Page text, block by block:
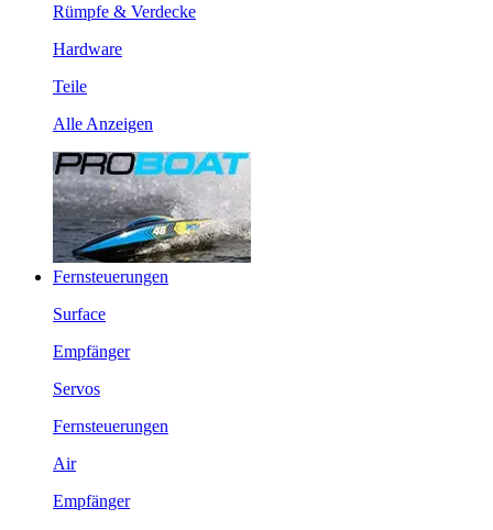
Rümpfe & Verdecke
Hardware
Teile
Alle Anzeigen
Fernsteuerungen
Surface
Empfänger
Servos
Fernsteuerungen
Air
Empfänger